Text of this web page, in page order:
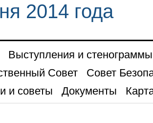
2014 года
Выступления и стенограммы
Совет
Совет
и советы
Документы